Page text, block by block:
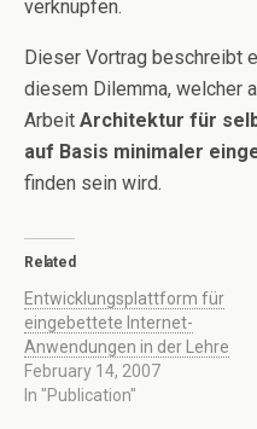
verknüpfen.
Dieser Vortrag beschreibt
diesem Dilemma, welcher
Arbeit Architektur für
auf Basis minimaler
finden sein wird.
Related
Entwicklungsplattform für
eingebettete Internet-
Anwendungen in der Lehre
February 14, 2007
In "Publication"